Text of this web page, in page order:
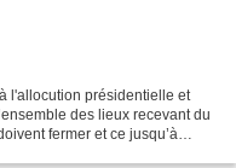
l'allocution présidentielle et
des lieux recevant du
fermer et ce jusqu’à